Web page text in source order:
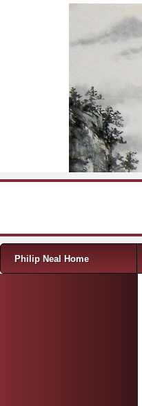
Menu
Skip to content
Philip Neal Home